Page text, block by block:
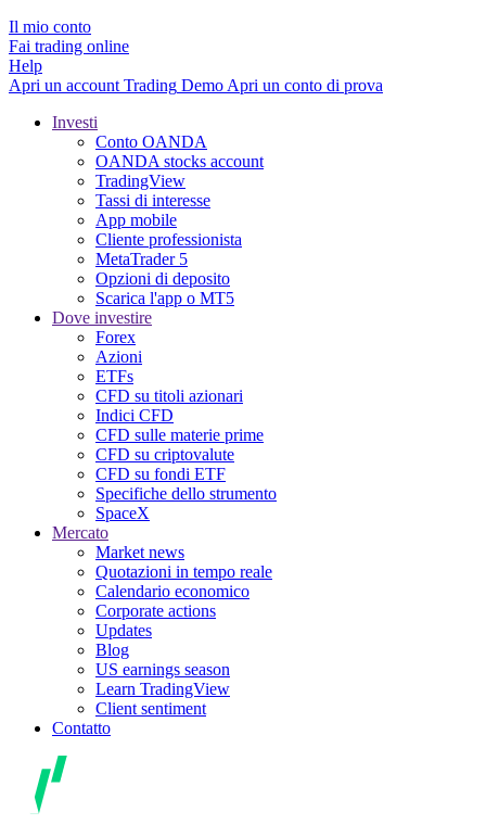
Il mio conto
Fai trading online
Help
Apri un account Trading Demo Apri un conto di prova
Investi
Conto OANDA
OANDA stocks account
TradingView
Tassi di interesse
App mobile
Cliente professionista
MetaTrader 5
Opzioni di deposito
Scarica l'app o MT5
Dove investire
Forex
Azioni
ETFs
CFD su titoli azionari
Indici CFD
CFD sulle materie prime
CFD su criptovalute
CFD su fondi ETF
Specifiche dello strumento
SpaceX
Mercato
Market news
Quotazioni in tempo reale
Calendario economico
Corporate actions
Updates
Blog
US earnings season
Learn TradingView
Client sentiment
Contatto